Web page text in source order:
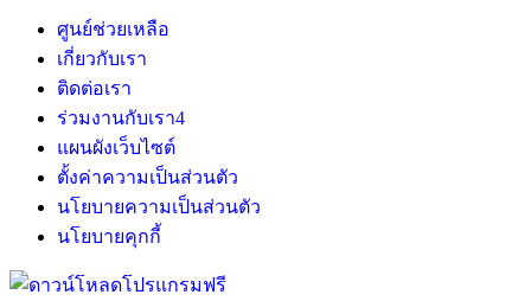
ศูนย์ช่วยเหลือ
เกี่ยวกับเรา
ติดต่อเรา
ร่วมงานกับเรา4
แผนผังเว็บไซต์
ตั้งค่าความเป็นส่วนตัว
นโยบายความเป็นส่วนตัว
นโยบายคุกกี้